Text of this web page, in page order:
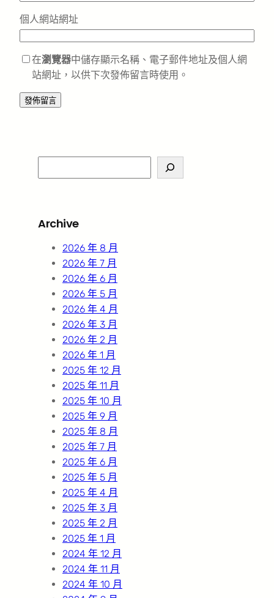
個人網站網址
在瀏覽器中儲存顯示名稱、電子郵件地址及個人網
站網址，以供下次發佈留言時使用。
e
c
Archive
2026 年 8 月
2026 年 7 月
2026 年 6 月
2026 年 5 月
2026 年 4 月
2026 年 3 月
2026 年 2 月
2026 年 1 月
2025 年 12 月
2025 年 11 月
2025 年 10 月
2025 年 9 月
2025 年 8 月
2025 年 7 月
2025 年 6 月
2025 年 5 月
2025 年 4 月
2025 年 3 月
2025 年 2 月
2025 年 1 月
2024 年 12 月
2024 年 11 月
2024 年 10 月